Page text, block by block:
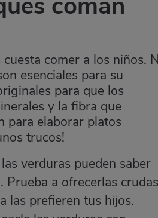
comer a los niños.
esenciales para su
para que los
y la fibra que
para elaborar platos
trucos!
verduras pueden saber
a ofrecerlas
las prefieren tus hijos.